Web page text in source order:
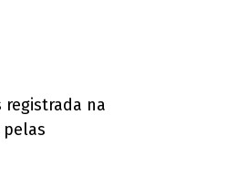
na
pelas